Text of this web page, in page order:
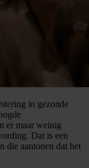
in gezonde
er maar weinig
Dat is een
die aantonen dat het